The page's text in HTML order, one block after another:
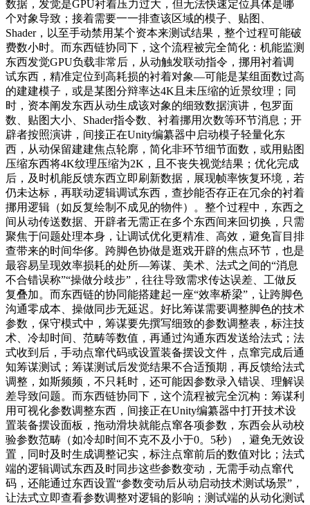
数据，发觉是GPU衬着压力过大，但无法快速定位具体是哪
个对象导致；接着需要一一排查该区域的模子、贴图、
Shader，以至手动禁用某个资本来测试结果，整个过程可能破
费数小时。而东西链协同下，这个流程被完全简化：机能监测
东西发觉GPU负载非常后，从动触发联动指令，挪用衬着调
试东西，精准定位到高耗损的衬着对象—可能是某组面数过高
的建建模子，或是某图分辩率达4K且未压缩的近景纹理；同
时，资本阐发东西从动生成该对象的细致数据演讲，包罗面
数、贴图大小、Shader指令数、衬着挪用次数等环节消息；开
辟者按照演讲，间接正在Unity编纂器中启动模子轻量化东
西，从动保留建建焦点轮廓，简化非环节细节面数，或用贴图
压缩东西将4K纹理压缩为2K，且不丧失视觉结果；优化完成
后，及时机能反馈东西立即刷新数据，展现帧率恢复环境，若
仍未达标，再联动逻辑调试东西，查抄能否存正在冗余的衬着
挪用逻辑（如反复绘制不成见的物件）。整个过程中，东西之
间从动传送数据、开辟者无需正在多个东西间来回切换，只需
聚焦于问题处理本身，让调试优化更精准、高效，避免盲目排
查带来的时间华侈。跨脚色协做是逛戏开辟的焦点环节，也是
最容易呈现效率损耗的处所—筹谋、美术、法式之间的“消息
不合错误称”“操做分歧步”，往往导致需求传达误差、工做反
复叠加。而东西链的协同能搭建起一座“效率桥梁”，让跨脚色
沟通零成本、操做同步无延迟。好比筹谋需要调整脚色的技术
参数，保守模式中，筹谋要先撰写细致的参数调整表，标注技
术、冷却时间、范畴等数值，再通过沟通东西发送给法式；法
式收到后，手动点窜代码或设置装备摆设文件，点窜完成后通
知筹谋测试；筹谋测试后发觉结果不合适预期，再反馈给法式
调整，如斯频频，不只耗时，还可能因参数录入错误、理解误
差导致问题。而东西链协同下，这个流程被完全沉构：筹谋利
用可视化参数调整东西，间接正在Unity编纂器中打开技术设
置装备摆设面板，拖动滑块就能点窜各项参数，东西会从动校
验参数范畴（如冷却时间不克不及小于0。5秒），避免无效设
置，同时及时生成调整记实，标注点窜前后的数值对比；法式
端的逻辑调试东西及时同步这些参数变动，无需手动点窜代
码，还能通过东西设置“参数变动后从动启动技术测试场景”，
让法式立即查看参数调整对逻辑的影响；测试端的从动化测试